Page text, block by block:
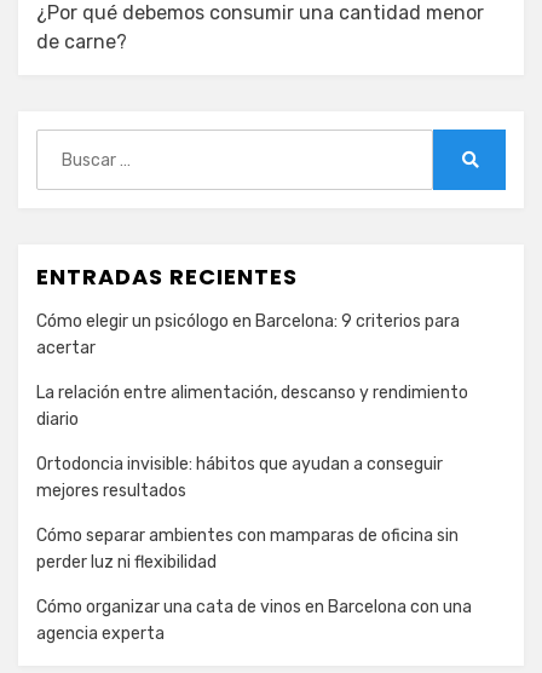
¿Por qué debemos consumir una cantidad menor
de carne?
ENTRADAS RECIENTES
Cómo elegir un psicólogo en Barcelona: 9 criterios para
acertar
La relación entre alimentación, descanso y rendimiento
diario
Ortodoncia invisible: hábitos que ayudan a conseguir
mejores resultados
Cómo separar ambientes con mamparas de oficina sin
perder luz ni flexibilidad
Cómo organizar una cata de vinos en Barcelona con una
agencia experta